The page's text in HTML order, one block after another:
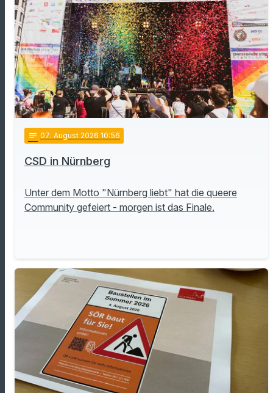
notes 07. August 2026 10:56
CSD in Nürnberg
Unter dem Motto "Nürnberg liebt" hat die queere
Community gefeiert - morgen ist das Finale.